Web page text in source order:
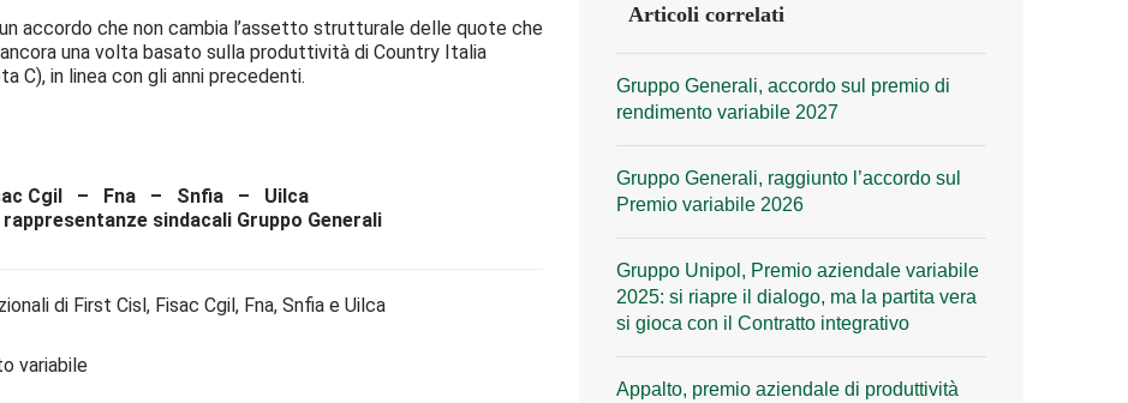
accordo che non cambia l’assetto strutturale delle quote che
una volta basato sulla produttività di Country Italia
C), in linea con gli anni precedenti.
Cgil – Fna – Snfia – Uilca
sindacali Gruppo Generali
di First Cisl, Fisac Cgil, Fna, Snfia e Uilca
variabile
Articoli correlati
Gruppo Generali, accordo sul premio di
rendimento variabile 2027
Gruppo Generali, raggiunto l’accordo sul
Premio variabile 2026
Gruppo Unipol, Premio aziendale variabile
2025: si riapre il dialogo, ma la partita vera
si gioca con il Contratto integrativo
Appalto, premio aziendale di produttività